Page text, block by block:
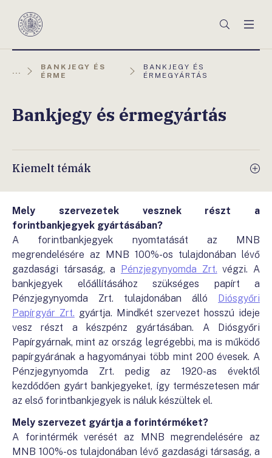
Magyar
Keresés
...
BANKJEGY ÉS
ÉRME
AKTUÁLIS
OLDAL:
BANKJEGY ÉS
ÉRMEGYÁRTÁS
Bankjegy és érmegyártás
Kiemelt témák
Mely szervezetek vesznek részt a
forintbankjegyek gyártásában?
A forintbankjegyek nyomtatását az MNB
megrendelésére az MNB 100%-os tulajdonában lévő
gazdasági társaság, a Pénzjegynyomda Zrt. végzi. A
bankjegyek előállításához szükséges papírt a
Pénzjegynyomda Zrt. tulajdonában álló Diósgyőri
Papírgyár Zrt. gyártja. Mindkét szervezet hosszú ideje
vesz részt a készpénz gyártásában. A Diósgyőri
Papírgyárnak, mint az ország legrégebbi, ma is működő
papírgyárának a hagyományai több mint 200 évesek. A
Pénzjegynyomda Zrt. pedig az 1920-as évektől
kezdődően gyárt bankjegyeket, így természetesen már
az első forintbankjegyek is náluk készültek el.
Mely szervezet gyártja a forintérméket?
A forintérmék verését az MNB megrendelésére az
MNB 100%-os tulajdonában lévő gazdasági társaság, a